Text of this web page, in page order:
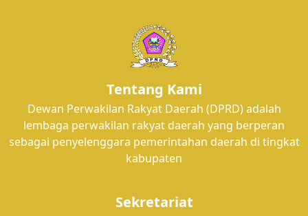
Tentang Kami
Dewan Perwakilan Rakyat Daerah (DPRD) adalah
lembaga perwakilan rakyat daerah yang berperan
sebagai penyelenggara pemerintahan daerah di tingkat
kabupaten
Sekretariat